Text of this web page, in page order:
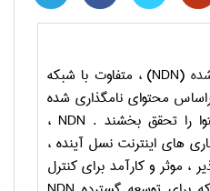
(
NDN) ، متفاوت با شبکه
محتوای نامگذاری شده
را تحقق بخشند . NDN ،
های اینترنت نسل آینده ،
، موثر و کارآمد برای کنترل